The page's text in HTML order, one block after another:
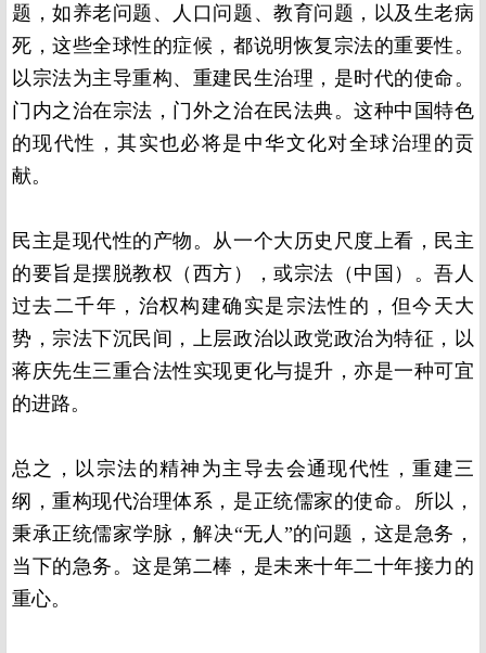
题，如养老问题、人口问题、教育问题，以及生老病
死，这些全球性的症候，都说明恢复宗法的重要性。
以宗法为主导重构、重建民生治理，是时代的使命。
门内之治在宗法，门外之治在民法典。这种中国特色
的现代性，其实也必将是中华文化对全球治理的贡
献。
民主是现代性的产物。从一个大历史尺度上看，民主
的要旨是摆脱教权（西方），或宗法（中国）。吾人
过去二千年，治权构建确实是宗法性的，但今天大
势，宗法下沉民间，上层政治以政党政治为特征，以
蒋庆先生三重合法性实现更化与提升，亦是一种可宜
的进路。
总之，以宗法的精神为主导去会通现代性，重建三
纲，重构现代治理体系，是正统儒家的使命。所以，
秉承正统儒家学脉，解决“无人”的问题，这是急务，
当下的急务。这是第二棒，是未来十年二十年接力的
重心。